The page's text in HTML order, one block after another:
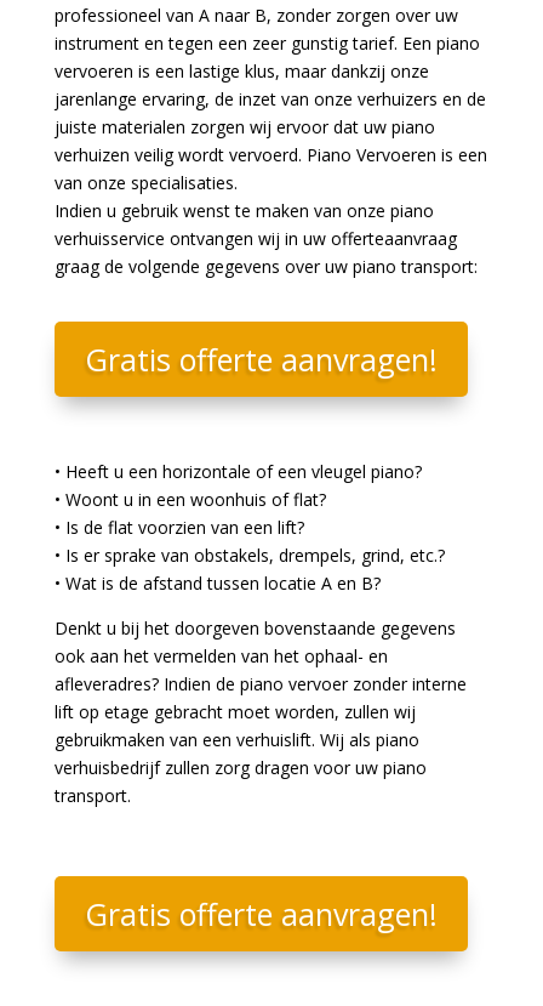
professioneel van A naar B, zonder zorgen over uw
instrument en tegen een zeer gunstig tarief. Een piano
vervoeren is een lastige klus, maar dankzij onze
jarenlange ervaring, de inzet van onze verhuizers en de
juiste materialen zorgen wij ervoor dat uw piano
verhuizen veilig wordt vervoerd. Piano Vervoeren is een
van onze specialisaties.
Indien u gebruik wenst te maken van onze piano
verhuisservice ontvangen wij in uw offerteaanvraag
graag de volgende gegevens over uw piano transport:
Gratis offerte aanvragen!
• Heeft u een horizontale of een vleugel piano?
• Woont u in een woonhuis of flat?
• Is de flat voorzien van een lift?
• Is er sprake van obstakels, drempels, grind, etc.?
• Wat is de afstand tussen locatie A en B?
Denkt u bij het doorgeven bovenstaande gegevens
ook aan het vermelden van het ophaal- en
afleveradres? Indien de piano vervoer zonder interne
lift op etage gebracht moet worden, zullen wij
gebruikmaken van een verhuislift. Wij als piano
verhuisbedrijf zullen zorg dragen voor uw piano
transport.
Gratis offerte aanvragen!